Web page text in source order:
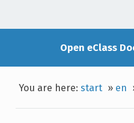
Open eClass
You are here:start » en